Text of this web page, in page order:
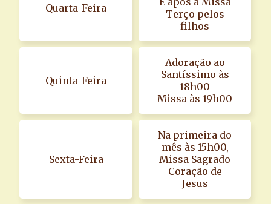
Quarta-Feira
Terço pelos
filhos
Quinta-Feira
Adoração ao
Santíssimo às
18h00
Missa às 19h00
Sexta-Feira
Na primeira do
mês às 15h00,
Missa Sagrado
Coração de
Jesus